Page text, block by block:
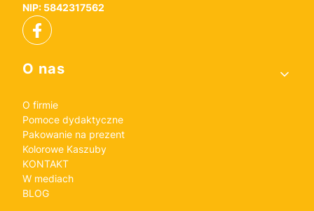
NIP: 5842317562
Linki w stopce
O nas
O firmie
Pomoce dydaktyczne
Pakowanie na prezent
Kolorowe Kaszuby
KONTAKT
W mediach
BLOG